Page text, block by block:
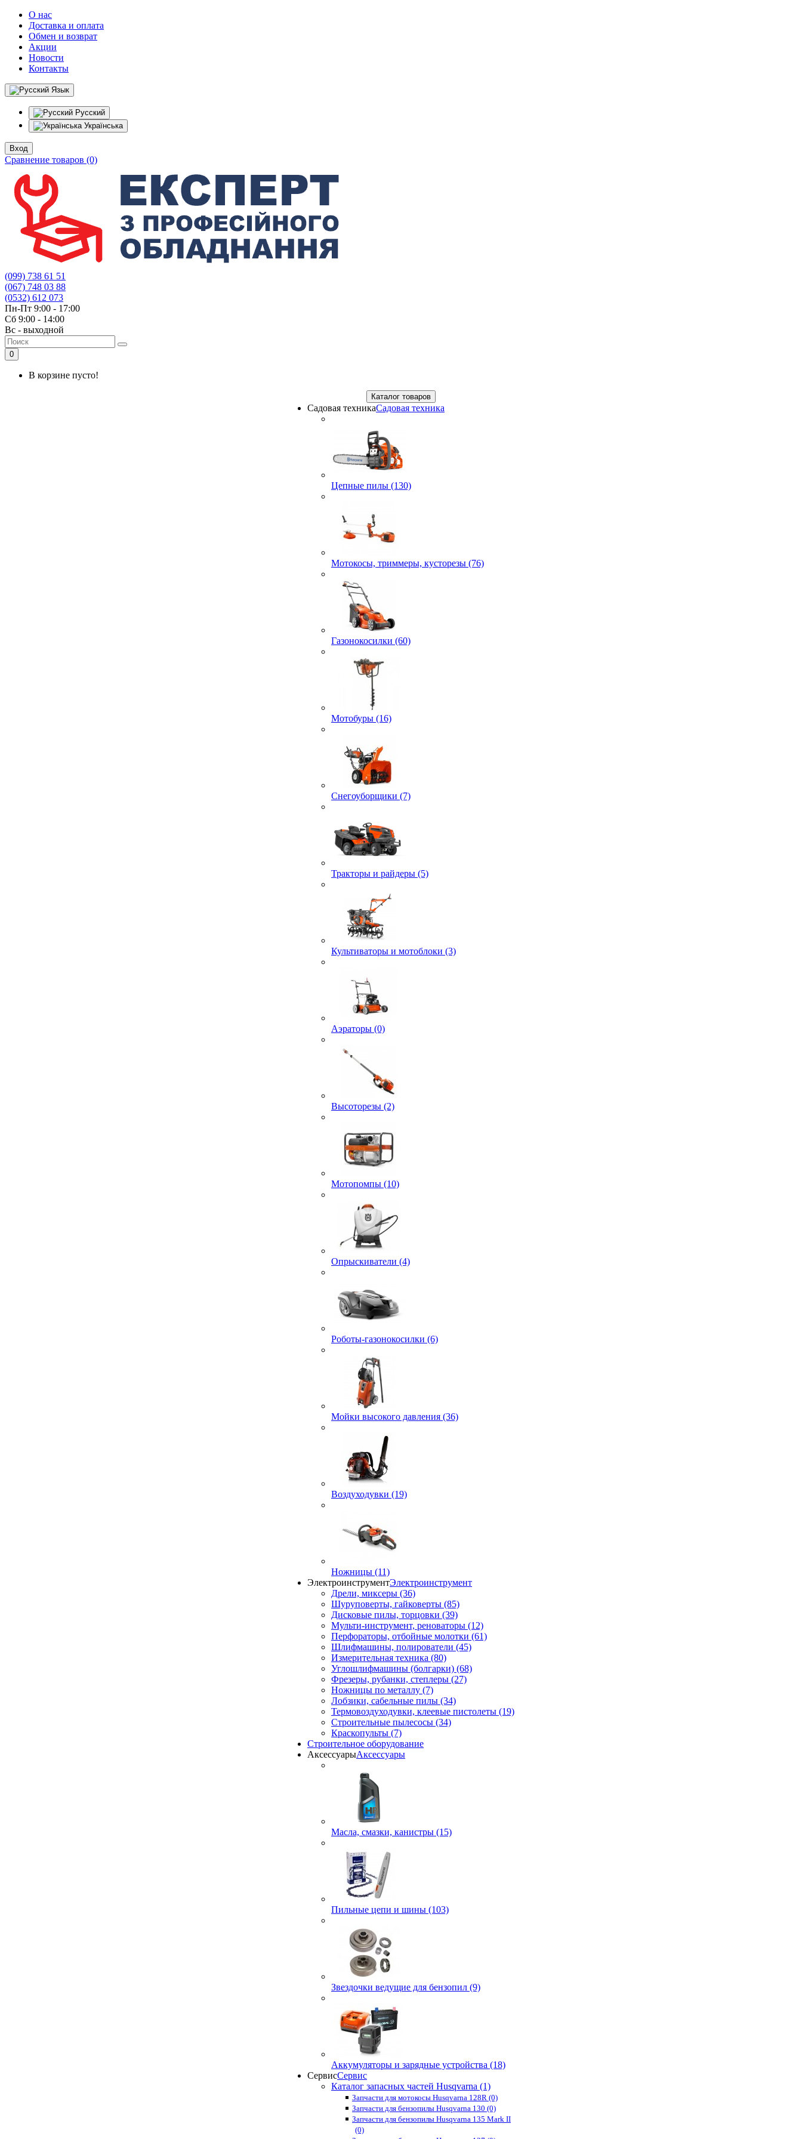
О нас
Доставка и оплата
Обмен и возврат
Акции
Новости
Контакты
Язык
Русский
Українська
Вход
Сравнение товаров (0)
(099) 738 61 51
(067) 748 03 88
(0532) 612 073
Пн-Пт 9:00 - 17:00
Сб 9:00 - 14:00
Вс - выходной
0
В корзине пусто!
Каталог товаров
Садовая техникаСадовая техника
Цепные пилы (130)
Мотокосы, триммеры, кусторезы (76)
Газонокосилки (60)
Мотобуры (16)
Снегоуборщики (7)
Тракторы и райдеры (5)
Культиваторы и мотоблоки (3)
Аэраторы (0)
Высоторезы (2)
Мотопомпы (10)
Опрыскиватели (4)
Роботы-газонокосилки (6)
Мойки высокого давления (36)
Воздуходувки (19)
Ножницы (11)
ЭлектроинструментЭлектроинструмент
Дрели, миксеры (36)
Шуруповерты, гайковерты (85)
Дисковые пилы, торцовки (39)
Мульти-инструмент, реноваторы (12)
Перфораторы, отбойные молотки (61)
Шлифмашины, полирователи (45)
Измерительная техника (80)
Углошлифмашины (болгарки) (68)
Фрезеры, рубанки, степлеры (27)
Ножницы по металлу (7)
Лобзики, сабельные пилы (34)
Термовоздуходувки, клеевые пистолеты (19)
Строительные пылесосы (34)
Краскопульты (7)
Строительное оборудование
АксессуарыАксессуары
Масла, смазки, канистры (15)
Пильные цепи и шины (103)
Звездочки ведущие для бензопил (9)
Аккумуляторы и зарядные устройства (18)
СервисСервис
Каталог запасных частей Husqvarna (1)
Запчасти для мотокосы Husqvarna 128R (0)
Запчасти для бензопилы Husqvarna 130 (0)
Запчасти для бензопилы Husqvarna 135 Mark II
(0)